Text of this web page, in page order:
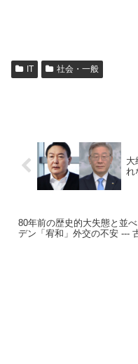
IT 社会・一般
大
れ
80年前の歴史的大失態と並
デン「宥和」外交の不安 ---